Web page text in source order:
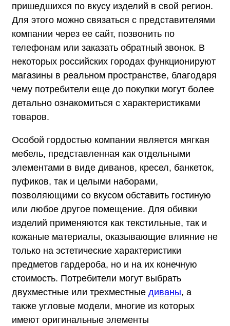
пришедшихся по вкусу изделий в свой регион.
Для этого можно связаться с представителями
компании через ее сайт, позвонить по
телефонам или заказать обратный звонок. В
некоторых российских городах функционируют
магазины в реальном пространстве, благодаря
чему потребители еще до покупки могут более
детально ознакомиться с характеристиками
товаров.
Особой гордостью компании является мягкая
мебель, представленная как отдельными
элементами в виде диванов, кресел, банкеток,
пуфиков, так и целыми наборами,
позволяющими со вкусом обставить гостиную
или любое другое помещение. Для обивки
изделий применяются как текстильные, так и
кожаные материалы, оказывающие влияние не
только на эстетические характеристики
предметов гардероба, но и на их конечную
стоимость. Потребители могут выбрать
двухместные или трехместные диваны, а
также угловые модели, многие из которых
имеют оригинальные элементы